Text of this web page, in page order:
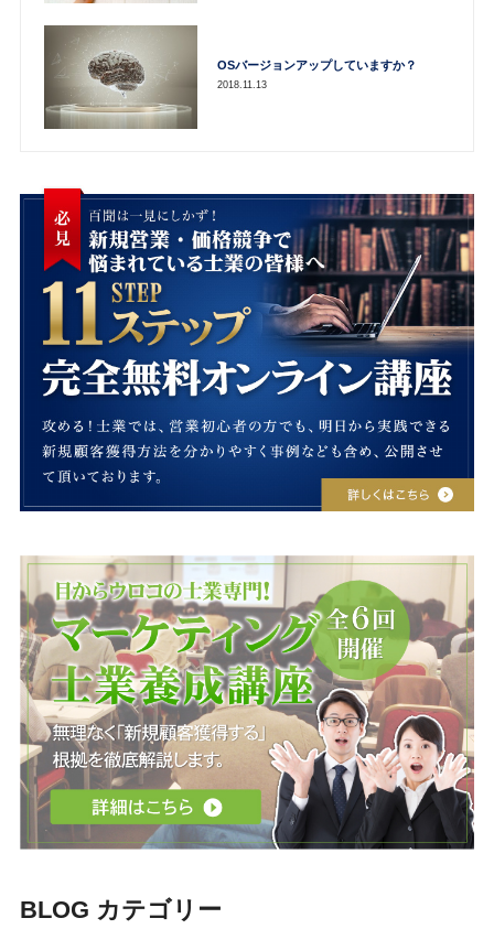
OSバージョンアップしていますか？
2018.11.13
BLOG カテゴリー